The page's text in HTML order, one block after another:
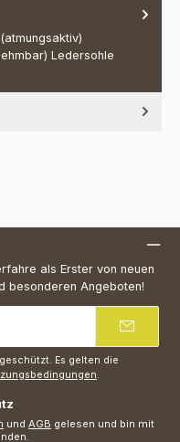
Ledersohle
als Erster von neuen
besonderen Angeboten!
Es gelten die
.
und AGB gelesen und bin mit